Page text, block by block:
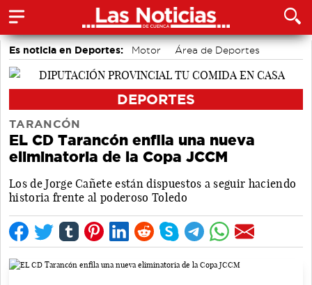
Es noticia en Deportes: Motor
Área de Deportes
Bádminton
Bolos conquenses
DEPORTES
TARANCÓN
EL CD Tarancón enfila una nueva
eliminatoria de la Copa JCCM
Los de Jorge Cañete están dispuestos a seguir haciendo
historia frente al poderoso Toledo